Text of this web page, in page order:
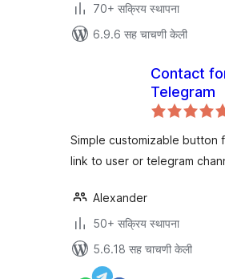
70+ सक्रिय स्थापना
6.9.6 सह चाचणी केली
Contact
Telegram
Simple customizable button
link to user or telegram
Alexander
50+ सक्रिय स्थापना
5.6.18 सह चाचणी केली